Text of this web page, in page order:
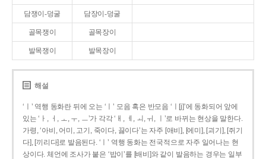
담쟁이-덩굴 담장이-덩굴
골목쟁이 골목장이
발목쟁이 발목장이
해설
‘ㅣ’ 역행 동화란 뒤에 오는 ‘ㅣ’ 모음 혹은 반모음 ‘ㅣ[j]’에 동화되어 앞에
있는 ‘ㅏ, ㅓ, ㅗ, ㅜ, ㅡ’가 각각 ‘ㅐ, ㅔ, ㅚ, ㅟ, ㅣ’로 바뀌는 현상을 말한다.
가령, ‘아비, 어미, 고기, 죽이다, 끓이다’는 자주 [애비], [에미], [괴기], [쥐기
다], [끼리다]로 발음된다. ‘ㅣ’ 역행 동화는 전국적으로 자주 일어나는 현
상이다. 체언에 조사가 붙은 ‘밥이’를 [배비]와 같이 발음하는 경우는 일부